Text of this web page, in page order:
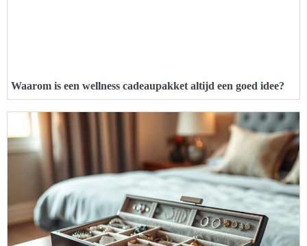
Waarom is een wellness cadeaupakket altijd een goed idee?